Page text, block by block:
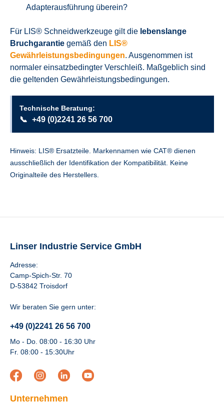
Adapterausführung überein?
Für LIS® Schneidwerkzeuge gilt die lebenslange
Bruchgarantie gemäß den LIS®
Gewährleistungsbedingungen. Ausgenommen ist
normaler einsatzbedingter Verschleiß. Maßgeblich sind
die geltenden Gewährleistungsbedingungen.
Technische Beratung:
📞 +49 (0)2241 26 56 700
Hinweis: LIS® Ersatzteile. Markennamen wie CAT® dienen
ausschließlich der Identifikation der Kompatibilität. Keine
Originalteile des Herstellers.
Linser Industrie Service GmbH
Adresse:
Camp-Spich-Str. 70
D-53842 Troisdorf
Wir beraten Sie gern unter:
+49 (0)2241 26 56 700
Mo - Do. 08:00 - 16:30 Uhr
Fr. 08:00 - 15:30Uhr
Unternehmen